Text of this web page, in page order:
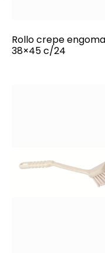
Rollo crepe
38×45 c/24